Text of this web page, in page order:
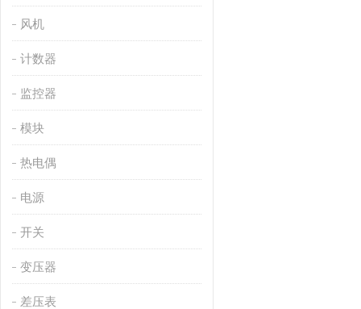
风机
计数器
监控器
模块
热电偶
电源
开关
变压器
差压表